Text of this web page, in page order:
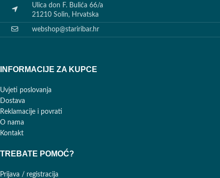
Ulica don F. Bulića 66/a
21210 Solin, Hrvatska
webshop@stariribar.hr
INFORMACIJE ZA KUPCE
Uvjeti poslovanja
Dostava
Reklamacije i povrati
O nama
Kontakt
TREBATE POMOĆ?
Prijava / registracija